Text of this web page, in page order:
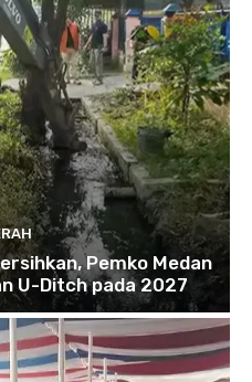
Pemko Medan
U-Ditch pada 2027